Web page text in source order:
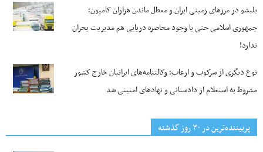
بلبشو در مرزهای زمینی ایران و معطل ماندن هزاران کامیون؛
جمهوری اسلامی حتی با وجود محاصره دریایی هم مدیریت بحران
ندارد!
نوع دیگری از سرکوب و ارعاب؛ وکالتنامه‌های ایرانیان خارج کشور
مشروط به استعلام از دادستانی و نهادهای امنیتی شد
پربیننده‌ترین‌ در ۳۰ روز گذشته